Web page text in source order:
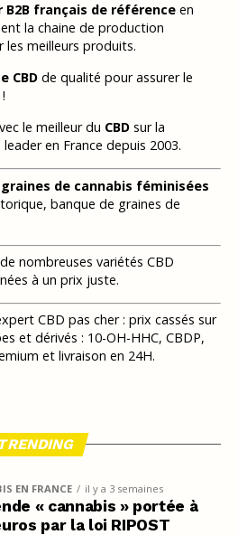
français de référenceen
la chaine de production
meilleurs produits.
CBDde qualité pour assurer le
le meilleur du CBDsur la
en France depuis 2003.
graines de cannabis féminisées
banque de graines de
nombreuses variétés CBD
à un prix juste.
CBD pas cher : prix cassés sur
et dérivés : 10-OH-HHC, CBDP,
et livraison en 24H.
EN FRANCE il y a 3 semaines
« cannabis » portée à
par la loi RIPOST